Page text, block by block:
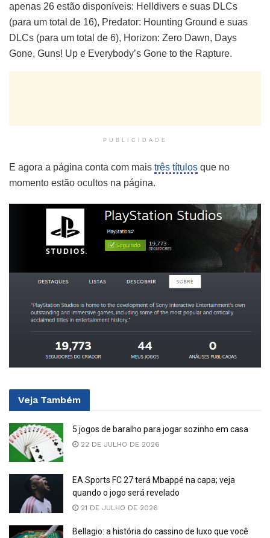
apenas 26 estão disponíveis: Helldivers e suas DLCs
(para um total de 16), Predator: Hounting Ground e suas
DLCs (para um total de 6), Horizon: Zero Dawn, Days
Gone, Guns! Up e Everybody’s Gone to the Rapture.
PUBLICIDADE
E agora a página conta com mais três títulos que no
momento estão ocultos na página.
Veja Também
5 jogos de baralho para jogar sozinho em casa
22 DE JULHO DE 2026
EA Sports FC 27 terá Mbappé na capa; veja
quando o jogo será revelado
21 DE JULHO DE 2026
Bellagio: a história do cassino de luxo que você